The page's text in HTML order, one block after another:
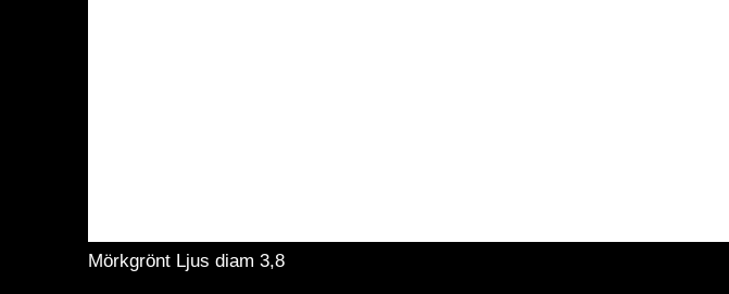
Mörkgrönt Ljus diam 3,8